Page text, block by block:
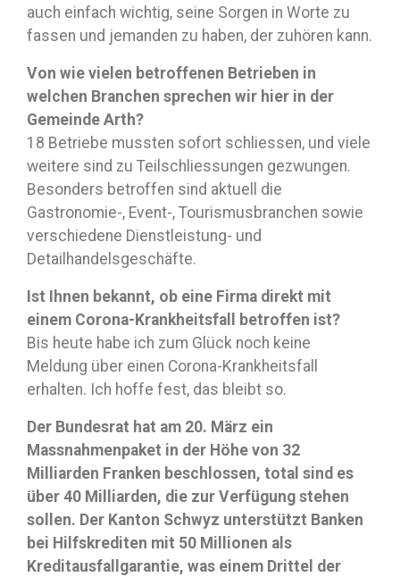
auch einfach wichtig, seine Sorgen in Worte zu
fassen und jemanden zu haben, der zuhören kann.
Von wie vielen betroffenen Betrieben in
welchen Branchen sprechen wir hier in der
Gemeinde Arth?
18 Betriebe mussten sofort schliessen, und viele
weitere sind zu Teilschliessungen gezwungen.
Besonders betroffen sind aktuell die
Gastronomie-, Event-, Tourismusbranchen sowie
verschiedene Dienstleistung- und
Detailhandelsgeschäfte.
Ist Ihnen bekannt, ob eine Firma direkt mit
einem Corona-Krankheitsfall betroffen ist?
Bis heute habe ich zum Glück noch keine
Meldung über einen Corona-Krankheitsfall
erhalten. Ich hoffe fest, das bleibt so.
Der Bundesrat hat am 20. März ein
Massnahmenpaket in der Höhe von 32
Milliarden Franken beschlossen, total sind es
über 40 Milliarden, die zur Verfügung stehen
sollen. Der Kanton Schwyz unterstützt Banken
bei Hilfskrediten mit 50 Millionen als
Kreditausfallgarantie, was einem Drittel der